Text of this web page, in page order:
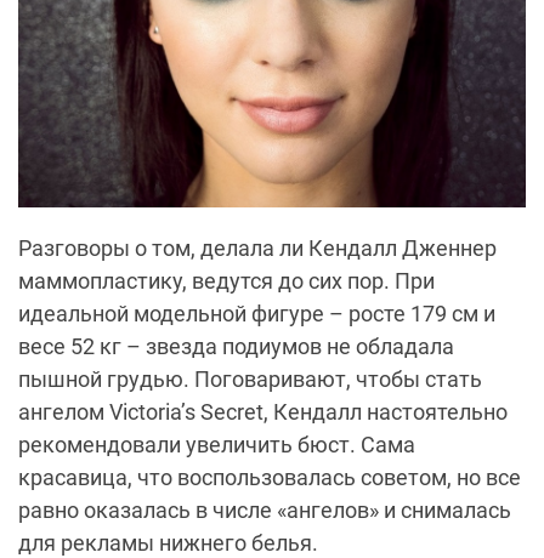
Разговоры о том, делала ли Кендалл Дженнер
маммопластику, ведутся до сих пор. При
идеальной модельной фигуре – росте 179 см и
весе 52 кг – звезда подиумов не обладала
пышной грудью. Поговаривают, чтобы стать
ангелом Victoria’s Secret, Кендалл настоятельно
рекомендовали увеличить бюст. Сама
красавица, что воспользовалась советом, но все
равно оказалась в числе «ангелов» и снималась
для рекламы нижнего белья.